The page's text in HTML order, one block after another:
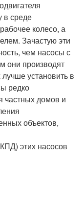
в среде
колесо, а
Зачастую эти
чем насосы с
они производят
установить в
редко
частных домов и
объектов,
этих насосов